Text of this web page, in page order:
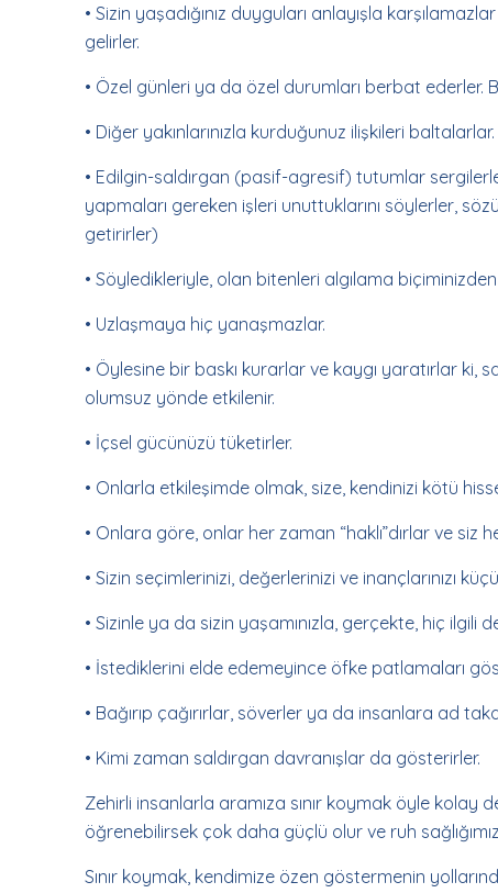
• Sizin yaşadığınız duyguları anlayışla
gelirler.
• Özel günleri ya da özel durumları berbat ederler.
• Diğer yakınlarınızla kurduğunuz ilişkileri baltalarlar.
• Edilgin-saldırgan (pasif-agresif) tutumlar
yapmaları gereken işleri unuttuklarını söylerler,
getirirler)
• Söyledikleriyle, olan bitenleri algılama
• Uzlaşmaya hiç yanaşmazlar.
• Öylesine bir baskı kurarlar ve kaygı yaratırlar ki,
olumsuz yönde etkilenir.
• İçsel gücünüzü tüketirler.
• Onlarla etkileşimde olmak, size, kendinizi kötü
• Onlara göre, onlar her zaman “haklı”dırlar ve siz hep
• Sizin seçimlerinizi, değerlerinizi ve inançlarınızı
• Sizinle ya da sizin yaşamınızla, gerçekte, hiç ilgili
• İstediklerini elde edemeyince öfke patlamaları
• Bağırıp çağırırlar, söverler ya da insanlara ad
• Kimi zaman saldırgan davranışlar da gösterirler.
Zehirli insanlarla aramıza sınır koymak öyle kolay
öğrenebilirsek çok daha güçlü olur ve ruh
Sınır koymak, kendimize özen göstermenin